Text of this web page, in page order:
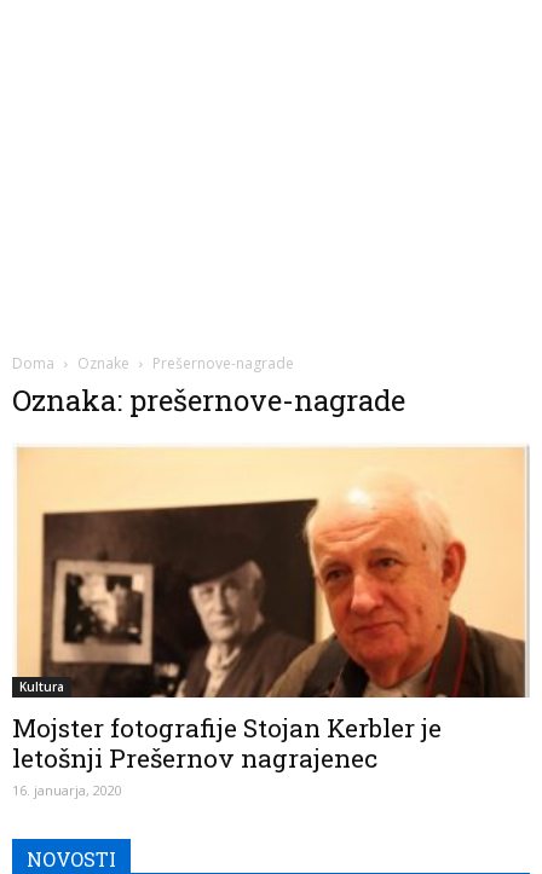
Doma Oznake Prešernove-nagrade
Oznaka: prešernove-nagrade
Kultura
Mojster fotografije Stojan Kerbler je
letošnji Prešernov nagrajenec
16. januarja, 2020
NOVOSTI